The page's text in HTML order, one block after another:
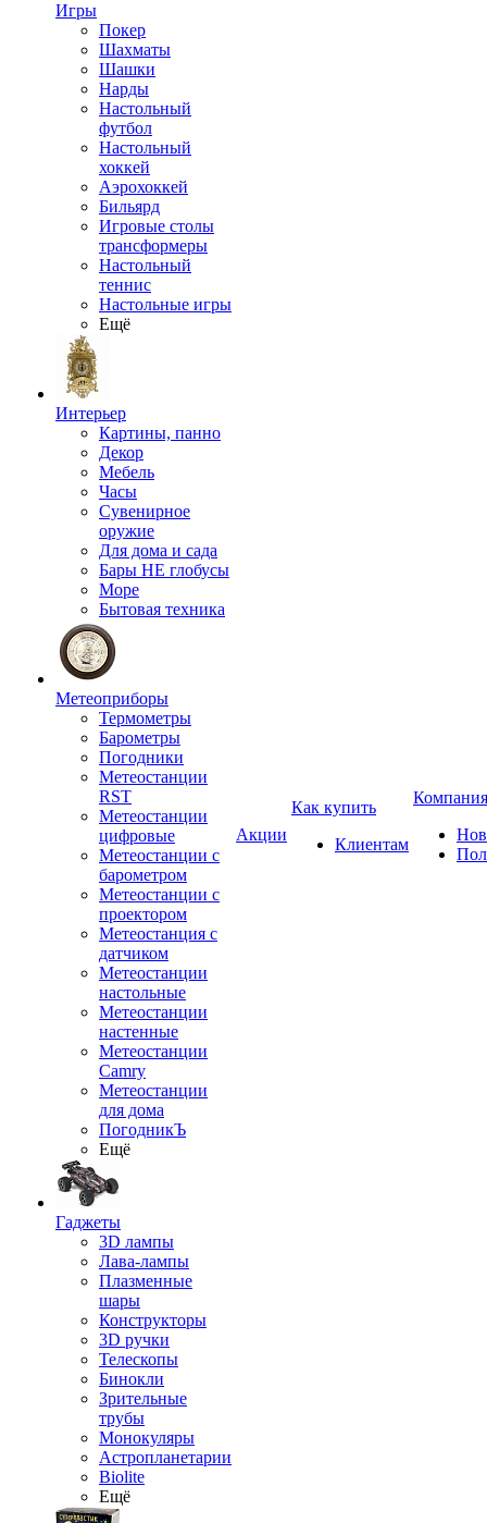
Игры
Покер
Шахматы
Шашки
Нарды
Настольный
футбол
Настольный
хоккей
Аэрохоккей
Бильярд
Игровые столы
трансформеры
Настольный
теннис
Настольные игры
Ещё
Интерьер
Картины, панно
Декор
Мебель
Часы
Сувенирное
оружие
Для дома и сада
Бары НЕ глобусы
Море
Бытовая техника
Метеоприборы
Термометры
Барометры
Погодники
Метеостанции
RST
Метеостанции
цифровые
Метеостанции с
барометром
Метеостанции с
проектором
Метеостанция с
датчиком
Метеостанции
настольные
Метеостанции
настенные
Метеостанции
Camry
Метеостанции
для дома
ПогодникЪ
Ещё
Гаджеты
3D лампы
Лава-лампы
Плазменные
шары
Конструкторы
3D ручки
Телескопы
Бинокли
Зрительные
трубы
Монокуляры
Астропланетарии
Biolite
Ещё
Акции
Как купить
Клиентам
Компания